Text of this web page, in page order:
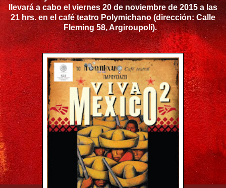
llevará a cabo el viernes 20 de noviembre de 2015 a las
21 hrs. en el café teatro Polymichano (dirección: Calle
Fleming 58, Argiroupoli).